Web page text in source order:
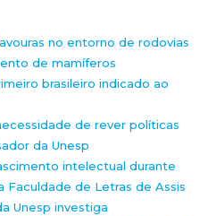
no entorno de rodovias
de mamíferos
brasileiro indicado ao
de rever políticas
da Unesp
intelectual durante
de Letras de Assis
Unesp investiga